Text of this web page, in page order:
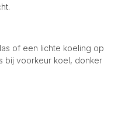
of een lichte koeling op
bij voorkeur koel, donker